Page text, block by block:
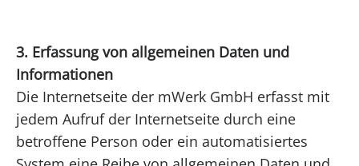
3. Erfassung von allgemeinen Daten und
Informationen
Die Internetseite der mWerk GmbH erfasst mit
jedem Aufruf der Internetseite durch eine
betroffene Person oder ein automatisiertes